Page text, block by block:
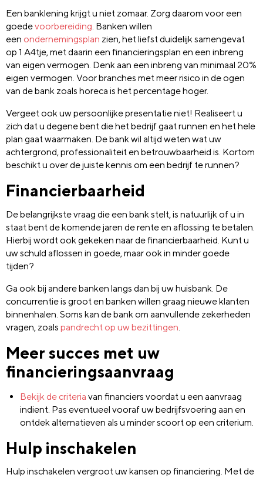
Een banklening krijgt u niet zomaar. Zorg daarom voor een
goedevoorbereiding. Banken willen
een ondernemingsplan zien, het liefst duidelijk samengevat
op 1 A4tje, met daarin een financieringsplan en een inbreng
van eigen vermogen. Denk aan een inbreng van minimaal 20%
eigen vermogen. Voor branches met meer risico in de ogen
van de bank zoals horeca is het percentage hoger.
Vergeet ook uw persoonlijke presentatie niet! Realiseert u
zich dat u degene bent die het bedrijf gaat runnen en het hele
plan gaat waarmaken. De bank wil altijd weten wat uw
achtergrond, professionaliteit en betrouwbaarheid is. Kortom
beschikt u over de juiste kennis om een bedrijf te runnen?
Financierbaarheid
De belangrijkste vraag die een bank stelt, is natuurlijk of u in
staat bent de komende jaren de rente en aflossing te betalen.
Hierbij wordt ook gekeken naar de financierbaarheid. Kunt u
uw schuld aflossen in goede, maar ook in minder goede
tijden?
Ga ook bij andere banken langs dan bij uw huisbank. De
concurrentie is groot en banken willen graag nieuwe klanten
binnenhalen. Soms kan de bank om aanvullende zekerheden
vragen, zoals pandrecht op uw bezittingen
Meer succes met uw
financieringsaanvraag
Bekijk de criteria van financiers voordat u een aanvraag
indient. Pas eventueel vooraf uw bedrijfsvoering aan en
ontdek alternatieven als u minder scoort op een criterium.
Hulp inschakelen
Hulp inschakelen vergroot uw kansen op financiering. Met de